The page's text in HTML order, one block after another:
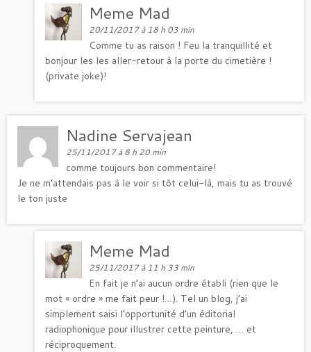
Meme Mad
20/11/2017 à 18 h 03 min
Comme tu as raison ! Feu la tranquillité et
bonjour les les aller-retour à la porte du cimetière !
(private joke)!
Nadine Servajean
25/11/2017 à 8 h 20 min
comme toujours bon commentaire!
Je ne m’attendais pas à le voir si tôt celui-là, mais tu as trouvé
le ton juste
Meme Mad
25/11/2017 à 11 h 33 min
En fait je n’ai aucun ordre établi (rien que le
mot « ordre » me fait peur !…). Tel un blog, j’ai
simplement saisi l’opportunité d’un éditorial
radiophonique pour illustrer cette peinture, … et
réciproquement.